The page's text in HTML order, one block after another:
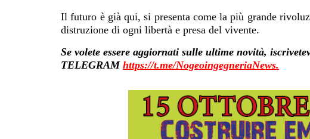
Il futuro è già qui, si presenta come la più grande
distruzione di ogni libertà e presa del vivente.
Se volete essere aggiornati sulle ultime novità,
TELEGRAM https://t.me/NogeoingegneriaNews.